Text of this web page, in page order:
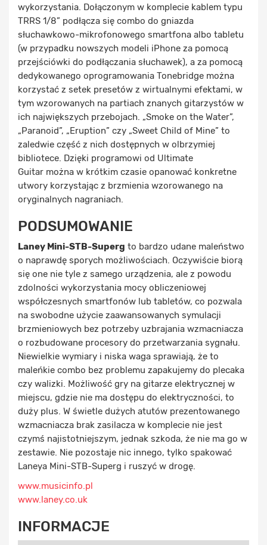
wykorzystania. Dołączonym w komplecie kablem typu
TRRS 1/8” podłącza się combo do gniazda
słuchawkowo-mikrofonowego smartfona albo tabletu
(w przypadku nowszych modeli iPhone za pomocą
przejściówki do podłączania słuchawek), a za pomocą
dedykowanego oprogramowania Tonebridge można
korzystać z setek presetów z wirtualnymi efektami, w
tym wzorowanych na partiach znanych gitarzystów w
ich największych przebojach. „Smoke on the Water”,
„Paranoid”, „Eruption” czy „Sweet Child of Mine” to
zaledwie część z nich dostępnych w olbrzymiej
bibliotece. Dzięki programowi od Ultimate
Guitar można w krótkim czasie opanować konkretne
utwory korzystając z brzmienia wzorowanego na
oryginalnych nagraniach.
PODSUMOWANIE
Laney Mini-STB-Superg to bardzo udane maleństwo
o naprawdę sporych możliwościach. Oczywiście biorą
się one nie tyle z samego urządzenia, ale z powodu
zdolności wykorzystania mocy obliczeniowej
współczesnych smartfonów lub tabletów, co pozwala
na swobodne użycie zaawansowanych symulacji
brzmieniowych bez potrzeby uzbrajania wzmacniacza
o rozbudowane procesory do przetwarzania sygnału.
Niewielkie wymiary i niska waga sprawiają, że to
maleńkie combo bez problemu zapakujemy do plecaka
czy walizki. Możliwość gry na gitarze elektrycznej w
miejscu, gdzie nie ma dostępu do elektryczności, to
duży plus. W świetle dużych atutów prezentowanego
wzmacniacza brak zasilacza w komplecie nie jest
czymś najistotniejszym, jednak szkoda, że nie ma go w
zestawie. Nie pozostaje nic innego, tylko spakować
Laneya Mini-STB-Superg i ruszyć w drogę.
www.musicinfo.pl
www.laney.co.uk
INFORMACJE